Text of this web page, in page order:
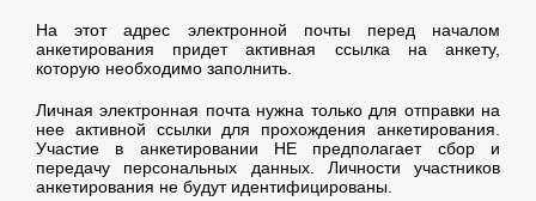
На этот адрес электронной почты перед началом
анкетирования придет активная ссылка на анкету,
которую необходимо заполнить.
Личная электронная почта нужна только для отправки на
нее активной ссылки для прохождения анкетирования.
Участие в анкетировании НЕ предполагает сбор и
передачу персональных данных. Личности участников
анкетирования не будут идентифицированы.